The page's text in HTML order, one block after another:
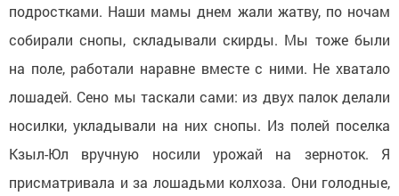
подростками. Наши мамы днем жали жатву, по ночам
собирали снопы, складывали скирды. Мы тоже были
на поле, работали наравне вместе с ними. Не хватало
лошадей. Сено мы таскали сами: из двух палок делали
носилки, укладывали на них снопы. Из полей поселка
Кзыл-Юл вручную носили урожай на зерноток. Я
присматривала и за лошадьми колхоза. Они голодные,